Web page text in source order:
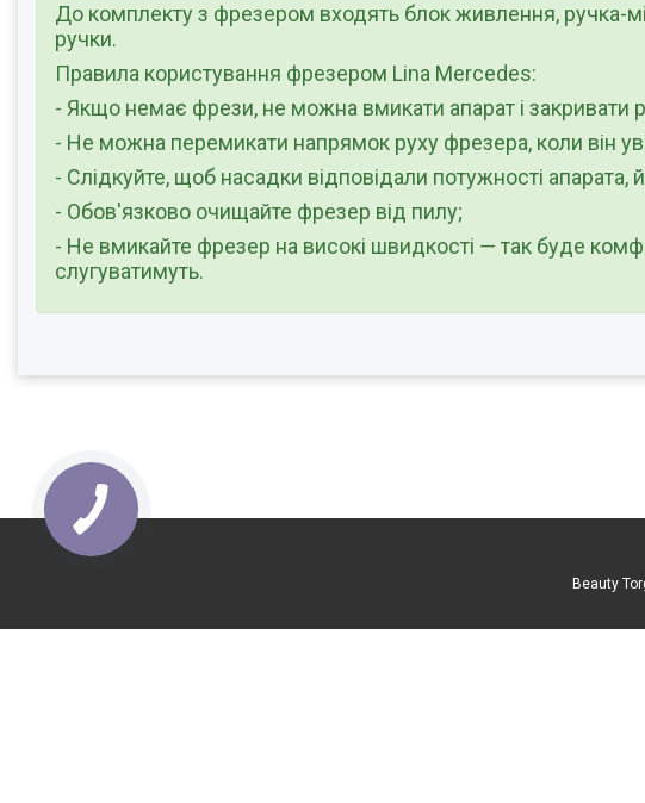
До комплекту з фрезером входять блок живлення, ручка-
ручки.
Правила користування фрезером Lina Mercedes:
- Якщо немає фрези, не можна вмикати апарат і закривати
- Не можна перемикати напрямок руху фрезера, коли він
- Слідкуйте, щоб насадки відповідали потужності
- Обов'язково очищайте фрезер від пилу;
- Не вмикайте фрезер на високі швидкості — так буде
слугуватимуть.